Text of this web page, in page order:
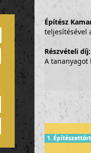
Építész
teljesítésével
Részvételi
A tananyagot
1.